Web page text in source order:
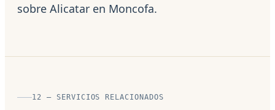
sobre Alicatar en Moncofa.
12 — SERVICIOS RELACIONADOS